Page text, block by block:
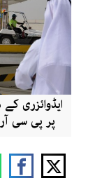
ایڈوائزری
پر پی سی